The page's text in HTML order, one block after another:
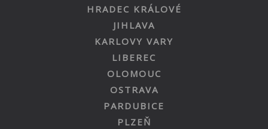
HRADEC KRÁLOVÉ
JIHLAVA
KARLOVY VARY
LIBEREC
OLOMOUC
OSTRAVA
PARDUBICE
PLZEŇ